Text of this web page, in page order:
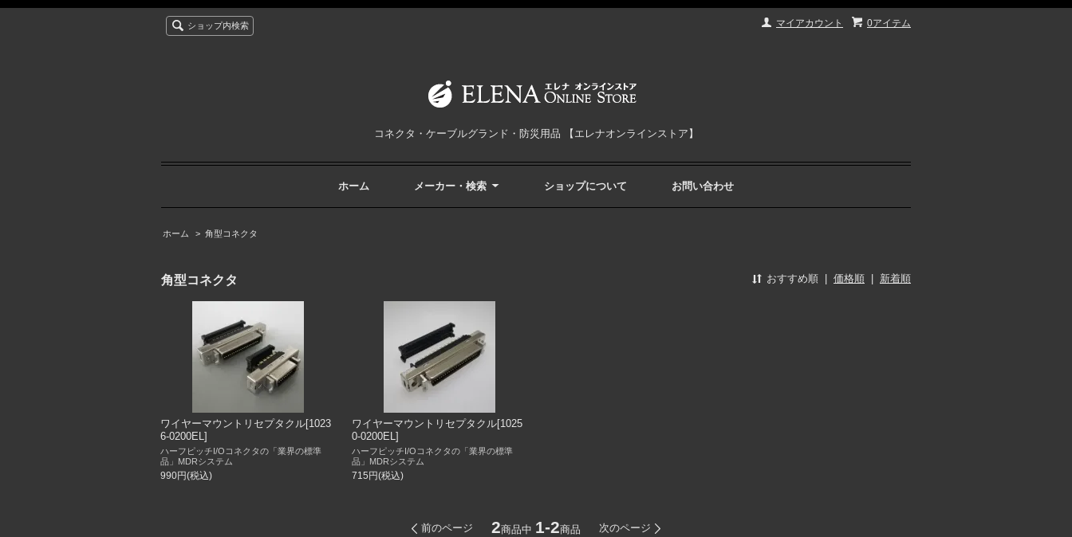
0アイテム
マイアカウント
ショップ内検索
コネクタ・ケーブルグランド・防災用品 【エレナオンラインストア】
ホーム メーカー・検索 ショップについて お問い合わせ
ホーム > 角型コネクタ
角型コネクタ おすすめ順 | 価格順 | 新着順
ワイヤーマウントリセプタクル[1023
6-0200EL]
ハーフピッチI/Oコネクタの「業界の標準
品」MDRシステム
990円(税込)
ワイヤーマウントリセプタクル[1025
0-0200EL]
ハーフピッチI/Oコネクタの「業界の標準
品」MDRシステム
715円(税込)
前のページ 2商品中 1-2商品 次のページ